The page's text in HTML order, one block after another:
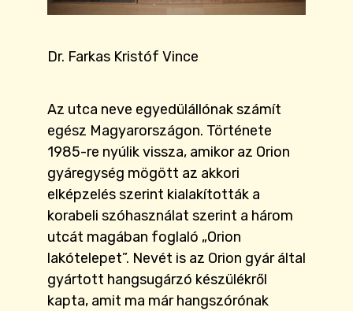
Dr. Farkas Kristóf Vince
Az utca neve egyedülállónak számít
egész Magyarországon. Története
1985-re nyúlik vissza, amikor az Orion
gyáregység mögött az akkori
elképzelés szerint kialakították a
korabeli szóhasználat szerint a három
utcát magában foglaló „Orion
lakótelepet”. Nevét is az Orion gyár által
gyártott hangsugárzó készülékről
kapta, amit ma már hangszórónak